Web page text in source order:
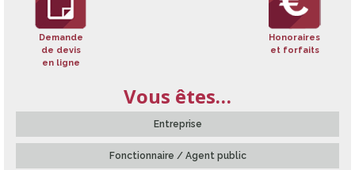
Demande
de devis
en ligne
Honoraires
et forfaits
Vous êtes…
Entreprise
Fonctionnaire / Agent public